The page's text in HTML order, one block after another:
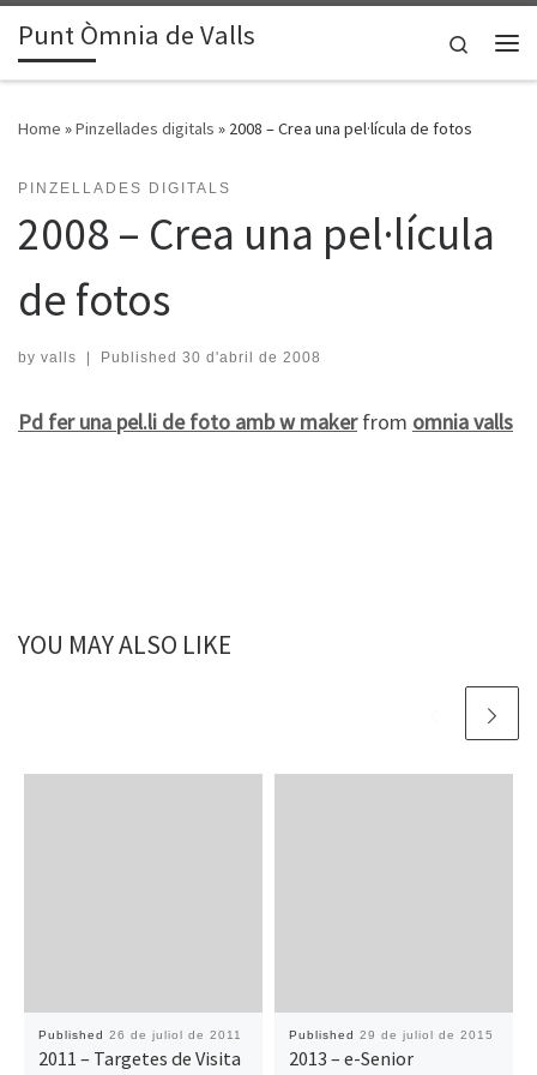
Skip to content
Punt Òmnia de Valls
Search
Home »Pinzellades digitals » 2008 – Crea una pel·lícula de fotos
PINZELLADES DIGITALS
2008 – Crea una pel·lícula
de fotos
by valls | Published 30 d'abril de 2008
Pd fer una pel.li de foto amb w maker from omnia valls
YOU MAY ALSO LIKE
Published 26 de juliol de 2011
2011 – Targetes de Visita
Published 29 de juliol de 2015
2013 – e-Senior